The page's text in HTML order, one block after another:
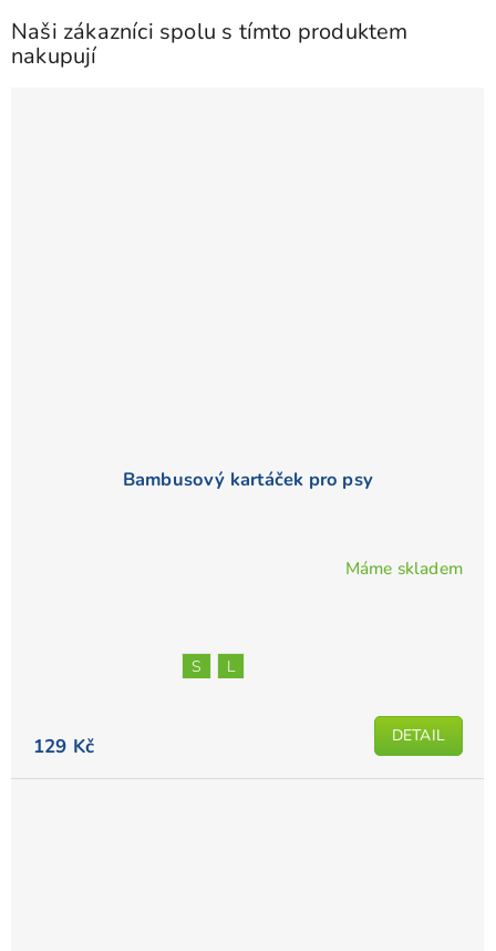
5
hvězdiček.
Naši zákazníci spolu s tímto produktem
nakupují
Bambusový kartáček pro psy
Máme skladem
129 Kč DETAIL
S L